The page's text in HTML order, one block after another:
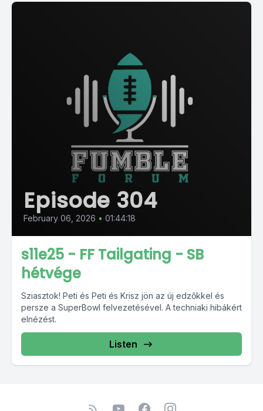
Episode 304
February 06, 2026 • 01:44:18
s11e25 - FF Tailgating - SB
hétvége
Sziasztok! Peti és Peti és Krisz jön az új edzőkkel és
persze a SuperBowl felvezetésével. A techniaki hibákért
elnézést.
Listen